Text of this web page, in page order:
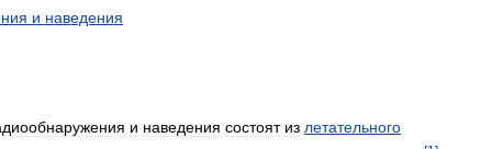
и наведения
и наведения состоят из летательного